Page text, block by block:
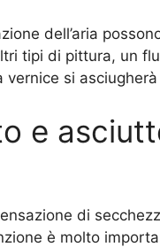
dell’aria
tipi di pittura, un
vernice si
e
di
è molto